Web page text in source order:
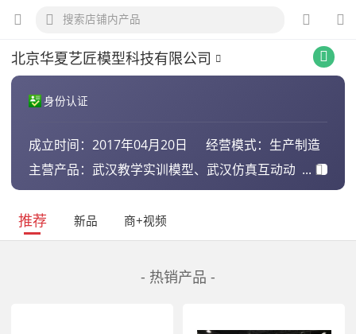
北京华夏艺匠模型科技有限公司
身份认证
成立时间：2017年04月20日 经营模式： 生产制造
主营产品：武汉教学实训模型、武汉仿真互动动
推荐 新品 商+视频
- 热销产品 -